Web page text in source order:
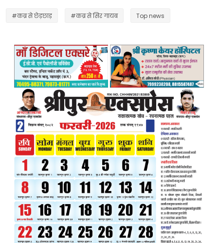
#कब्र से छेड़छाड़ #कब्र से सिर गायब Top news